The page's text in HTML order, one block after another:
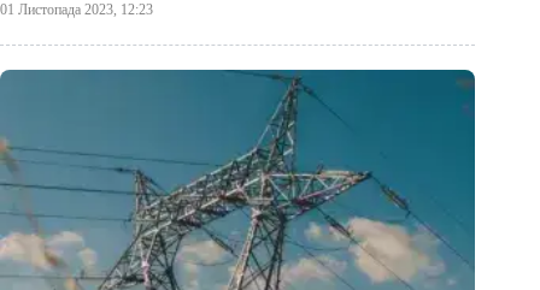
01 Листопада 2023, 12:23